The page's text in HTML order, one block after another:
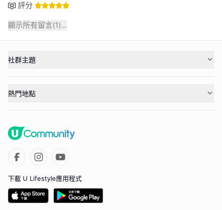
評分
顯示所有留言(1)...
社群主題
熱門地點
下載 U Lifestyle應用程式